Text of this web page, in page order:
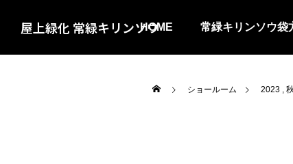
屋上緑化 常緑キリンソウ
HOME 常緑キリンソウ袋
ショールーム 2023 秋